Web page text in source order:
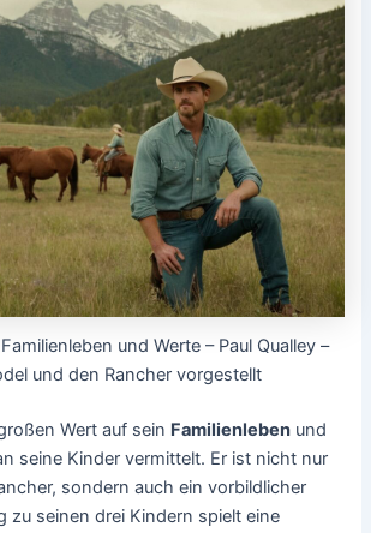
und Werte – Paul Qualley –
und den Rancher vorgestellt
Wert auf sein Familienleben und
seine Kinder vermittelt. Er ist nicht nur
sondern auch ein vorbildlicher
zu seinen drei Kindern spielt eine